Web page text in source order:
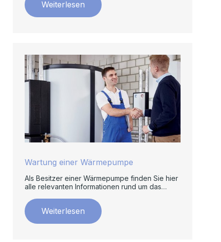
Weiterlesen
Wartung einer Wärmepumpe
Als Besitzer einer Wärmepumpe finden Sie hier
alle relevanten Informationen rund um das
Weiterlesen